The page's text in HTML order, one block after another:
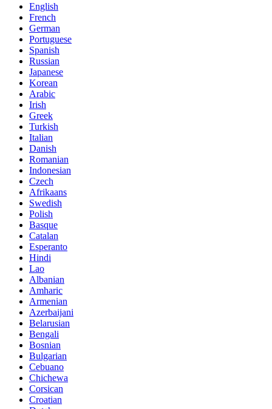
English
French
German
Portuguese
Spanish
Russian
Japanese
Korean
Arabic
Irish
Greek
Turkish
Italian
Danish
Romanian
Indonesian
Czech
Afrikaans
Swedish
Polish
Basque
Catalan
Esperanto
Hindi
Lao
Albanian
Amharic
Armenian
Azerbaijani
Belarusian
Bengali
Bosnian
Bulgarian
Cebuano
Chichewa
Corsican
Croatian